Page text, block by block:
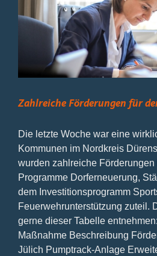
Zahlreiche Förderungen für
Die letzte Woche war eine
Kommunen im Nordkreis
wurden zahlreiche
Programme Dorferneuerung,
dem Investitionsprogramm
Feuerwehrunterstützung zuteil.
gerne dieser Tabelle
Maßnahme Beschreibung
Jülich Pumptrack-Anlage